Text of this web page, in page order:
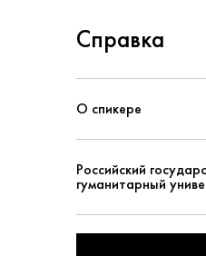
Справка
О спикере
Российский
гуманитарный